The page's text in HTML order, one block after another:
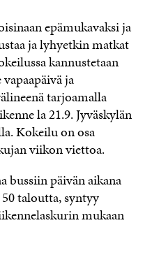
epämukavaksi ja
ja lyhyetkin matkat
kannustetaan
ja
tarjoamalla
la 21.9. Jyväskylän
Kokeilu on osa
viikon viettoa.
bussiin päivän aikana
taloutta, syntyy
mukaan